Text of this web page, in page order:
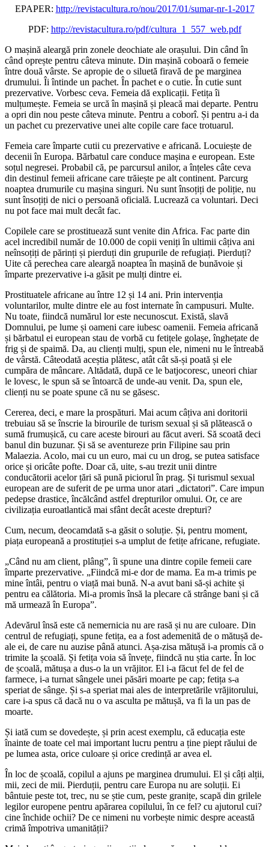
EPAPER: http://revistacultura.ro/nou/2017/01/sumar-nr-1-2017
PDF: http://revistacultura.ro/pdf/cultura_1_557_web.pdf
O mașină aleargă prin zonele deochiate ale orașului. Din când în
când oprește pentru câteva minute. Din mașină coboară o femeie
între două vârste. Se apropie de o siluetă firavă de pe marginea
drumului. Îi întinde un pachet. În pachet e o cutie. În cutie sunt
prezervative. Vorbesc ceva. Femeia dă explicații. Fetița îi
mulțumește. Femeia se urcă în mașină și pleacă mai departe. Pentru
a opri din nou peste câteva minute. Pentru a coborî. Și pentru a-i da
un pachet cu prezervative unei alte copile care face trotuarul.
Femeia care împarte cutii cu prezervative e africană. Locuiește de
decenii în Europa. Bărbatul care conduce mașina e european. Este
soțul negresei. Probabil că, pe parcursul anilor, a înțeles câte ceva
din destinul femeii africane care trăiește pe alt continent. Parcurg
noaptea drumurile cu mașina singuri. Nu sunt însoțiți de poliție, nu
sunt însoțiți de nici o persoană oficială. Lucrează ca voluntari. Deci
nu pot face mai mult decât fac.
Copilele care se prostituează sunt venite din Africa. Fac parte din
acel incredibil număr de 10.000 de copii veniți în ultimii câțiva ani
neînsoțiți de părinți și pierduți din grupurile de refugiați. Pierduți?
Uite că perechea care aleargă noaptea în mașină de bunăvoie și
împarte prezervative i-a găsit pe mulți dintre ei.
Prostituatele africane au între 12 și 14 ani. Prin intervenția
voluntarilor, multe dintre ele au fost internate în campusuri. Multe.
Nu toate, fiindcă numărul lor este necunoscut. Există, slavă
Domnului, pe lume și oameni care iubesc oamenii. Femeia africană
și bărbatul ei european stau de vorbă cu fetițele golașe, înghețate de
frig și de spaimă. Da, au clienți mulți, spun ele, nimeni nu le întreabă
de vârstă. Câteodată aceștia plătesc, atât cât să-și poată și ele
cumpăra de mâncare. Altădată, după ce le batjocoresc, uneori chiar
le lovesc, le spun să se întoarcă de unde-au venit. Da, spun ele,
clienți nu se poate spune că nu se găsesc.
Cererea, deci, e mare la prospături. Mai acum câțiva ani doritorii
trebuiau să se înscrie la birourile de turism sexual și să plătească o
sumă frumușică, cu care aceste birouri au făcut averi. Să scoată deci
banul din buzunar. Și să se aventureze prin Filipine sau prin
Malaezia. Acolo, mai cu un euro, mai cu un drog, se putea satisface
orice și oricâte pofte. Doar că, uite, s-au trezit unii dintre
conducătorii acelor țări să pună piciorul în prag. Și turismul sexual
european are de suferit de pe urma unor atari „dictatori”. Care impun
pedepse drastice, încălcând astfel drepturilor omului. Or, ce are
civilizația euroatlantică mai sfânt decât aceste drepturi?
Cum, necum, deocamdată s-a găsit o soluție. Și, pentru moment,
piața europeană a prostituției s-a umplut de fetițe africane, refugiate.
„Când nu am client, plâng”, îi spune una dintre copile femeii care
împarte prezervative. „Fiindcă mi-e dor de mama. Ea m-a trimis pe
mine întâi, pentru o viață mai bună. N-a avut bani să-și achite și
pentru ea călătoria. Mi-a promis însă la plecare că strânge bani și că
mă urmează în Europa”.
Adevărul însă este că nemernicia nu are rasă și nu are culoare. Din
centrul de refugiați, spune fetița, ea a fost ademenită de o mătușă de-
ale ei, de care nu auzise până atunci. Așa-zisa mătușă i-a promis că o
trimite la școală. Și fetița voia să învețe, fiindcă nu știa carte. În loc
de școală, mătușa a dus-o la un vrăjitor. El i-a făcut fel de fel de
farmece, i-a turnat sângele unei păsări moarte pe cap; fetița s-a
speriat de sânge. Și s-a speriat mai ales de interpretările vrăjitorului,
care i-a spus că dacă nu o va asculta pe mătușă, va fi la un pas de
moarte.
Și iată cum se dovedește, și prin acest exemplu, că educația este
înainte de toate cel mai important lucru pentru a ține piept răului de
pe lumea asta, orice culoare și orice credință ar avea el.
În loc de școală, copilul a ajuns pe marginea drumului. El și câți alții,
mii, zeci de mii. Pierduții, pentru care Europa nu are soluții. Ei
bântuie peste tot, trec, nu se știe cum, peste granițe, scapă din grilele
legilor europene pentru apărarea copilului, în ce fel? cu ajutorul cui?
cine închide ochii? De ce nimeni nu vorbește nimic despre această
crimă împotriva umanității?